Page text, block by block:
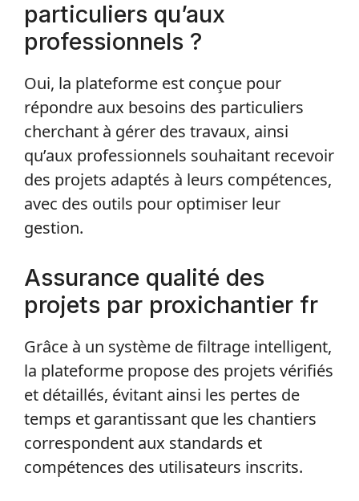
particuliers qu’aux
professionnels ?
Oui, la plateforme est conçue pour
répondre aux besoins des particuliers
cherchant à gérer des travaux, ainsi
qu’aux professionnels souhaitant recevoir
des projets adaptés à leurs compétences,
avec des outils pour optimiser leur
gestion.
Assurance qualité des
projets par proxichantier fr
Grâce à un système de filtrage intelligent,
la plateforme propose des projets vérifiés
et détaillés, évitant ainsi les pertes de
temps et garantissant que les chantiers
correspondent aux standards et
compétences des utilisateurs inscrits.